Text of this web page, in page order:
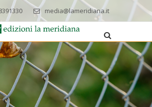
media@lameridiana.it